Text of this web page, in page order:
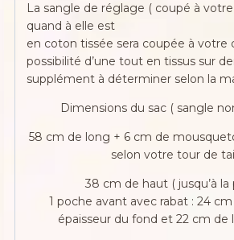
La sangle de réglage ( coupé à
quand à elle est
en coton tissée sera coupée à votre
possibilité d’une tout en tissus sur
supplément à déterminer selon la
Dimensions du sac ( sangle
58 cm de long + 6 cm de
selon votre tour de
38 cm de haut ( jusqu’à la
1 poche avant avec rabat : 24
épaisseur du fond et 22 cm de